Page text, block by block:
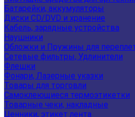
Батарейки, аккумуляторы
Диски CD/DVD и хранение
Кабель, зарядные устройства
Наушники
Обложки и Пружины для
Сетевые фильтры, Удлинители
Флешки
Фонари, Лазерные указки
Товары для торговли
Самоклеющиеся термоэтикетки
Товарные чеки, накладные
Ценники, этикет лента